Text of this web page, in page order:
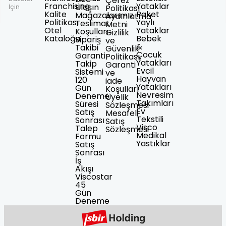
İçin
Franchising
Kalite
Politikası
Otel
Kataloğu
Ulaşın
Mağazalarımız
Teslimat
Koşulları
Sipariş
Takibi
Garanti
Takip
Sistemi
120
Gün
Deneme
Süresi
Satış
Sonrası
Talep
Formu
Satış
Sonrası
İş
Akışı
Viscostar
45
Gün
Deneme
Politikası
Aydınlatma
Metni
Gizlilik
ve
Güvenlik
Politikası
Garanti
ve
iade
Koşulları
Üyelik
Sözleşmesi
Mesafeli
Satış
Sözleşmesi
Yataklar
Paket
Yaylı
Yataklar
Bebek
&
Çocuk
Yatakları
Evcil
Hayvan
Yatakları
Nevresim
Takımları
Ev
Tekstili
Visco
Medikal
Yastıklar